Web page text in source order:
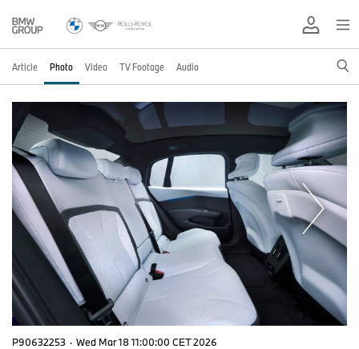
Article Photo Video TV Footage Audio
P90632253 · Wed Mar 18 11:00:00 CET 2026